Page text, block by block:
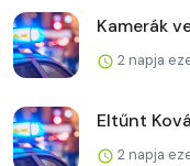
Kamerák
2 napja
Eltűnt
2 napja